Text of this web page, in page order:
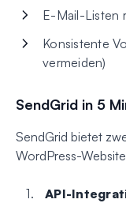
E-Mail-Listen
Konsistente
vermeiden)
SendGrid in 5
SendGrid bietet
WordPress-
API-